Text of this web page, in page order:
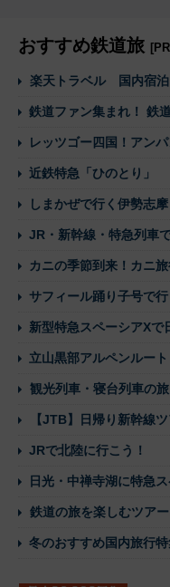
おすすめ鉄道旅
楽天トラベル 国内宿泊
鉄道ファン集まれ！ 鉄
レッツゴー四国！アン
近鉄特急「ひのとり」
しまかぜで行く伊勢志摩
JR・新幹線・特急列車
カニの季節到来！カニ旅
サフィール踊り子号で
新型特急スペーシアXで
立山黒部アルペンルート
観光列車・寝台列車の旅
【JTB】日帰り新幹線
JRで北陸に行こう！
日光・中禅寺湖に特急
鉄道の旅を楽しむツアー
冬のおすすめ国内旅行